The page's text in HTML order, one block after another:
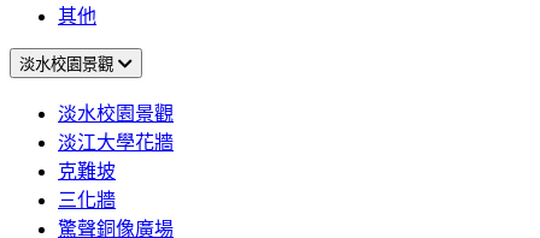
其他
淡水校園景觀
淡水校園景觀
淡江大學花牆
克難坡
三化牆
驚聲銅像廣場